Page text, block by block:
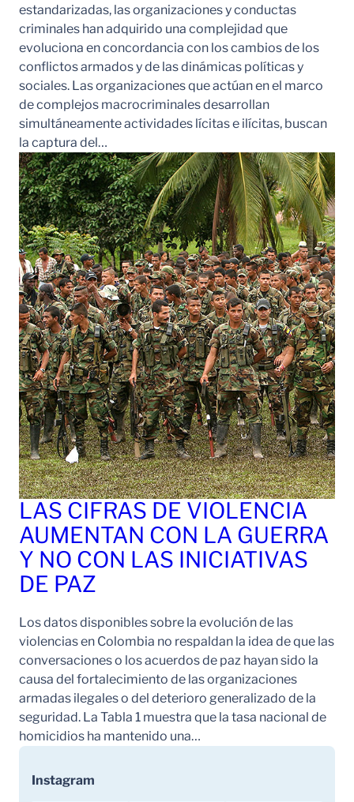
estandarizadas, las organizaciones y conductas
criminales han adquirido una complejidad que
evoluciona en concordancia con los cambios de los
conflictos armados y de las dinámicas políticas y
sociales. Las organizaciones que actúan en el marco
de complejos macrocriminales desarrollan
simultáneamente actividades lícitas e ilícitas, buscan
la captura del…
LAS CIFRAS DE VIOLENCIA
AUMENTAN CON LA GUERRA
Y NO CON LAS INICIATIVAS
DE PAZ
Los datos disponibles sobre la evolución de las
violencias en Colombia no respaldan la idea de que las
conversaciones o los acuerdos de paz hayan sido la
causa del fortalecimiento de las organizaciones
armadas ilegales o del deterioro generalizado de la
seguridad. La Tabla 1 muestra que la tasa nacional de
homicidios ha mantenido una…
Instagram